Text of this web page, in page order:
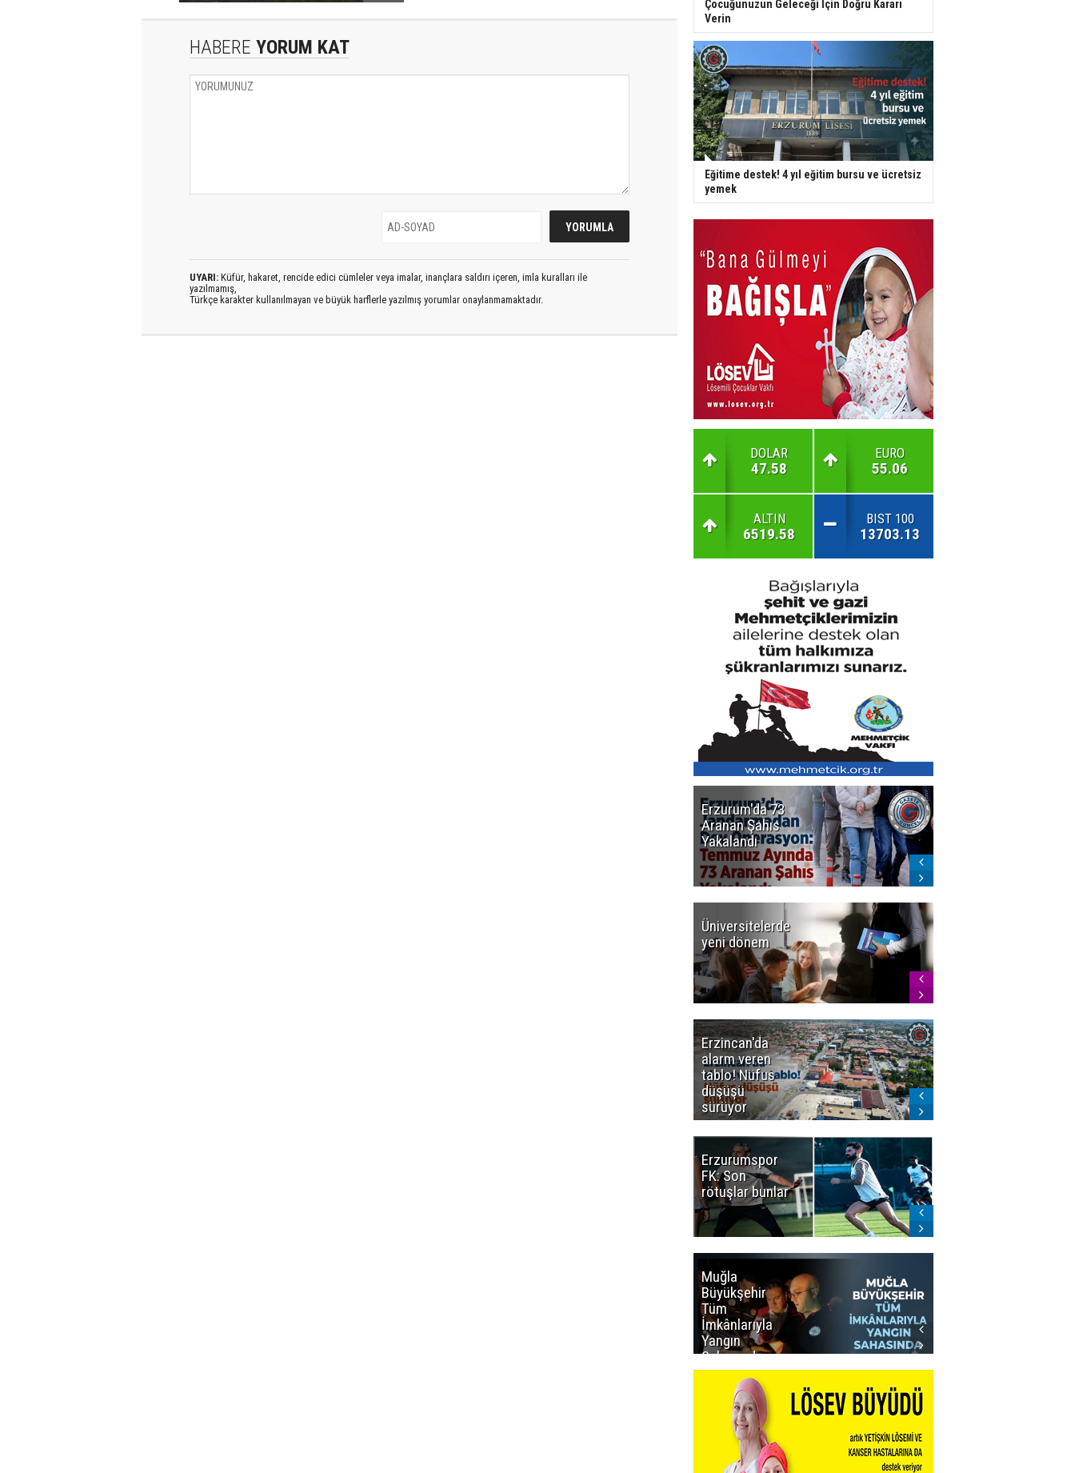
HABERE YORUM KAT
UYARI: Küfür, hakaret, rencide edici cümleler veya imalar, inançlara saldırı içeren, imla kuralları ile
yazılmamış,
Türkçe karakter kullanılmayan ve büyük harflerle yazılmış yorumlar onaylanmamaktadır.
Çocuğunuzun Geleceği İçin Doğru Kararı
Verin
Eğitime destek! 4 yıl eğitim bursu ve ücretsiz
yemek
DOLAR
47.58
EURO
55.06
ALTIN
6519.58
BIST 100
13703.13
Erzurum'da 73
Aranan Şahıs
Yakalandı
Üniversitelerde
yeni dönem
Erzincan'da
alarm veren
tablo! Nüfus
düşüşü
sürüyor
Erzurumspor
FK: Son
rötuşlar bunlar
Muğla
Büyükşehir
Tüm
İmkânlarıyla
Yangın
Sahasında